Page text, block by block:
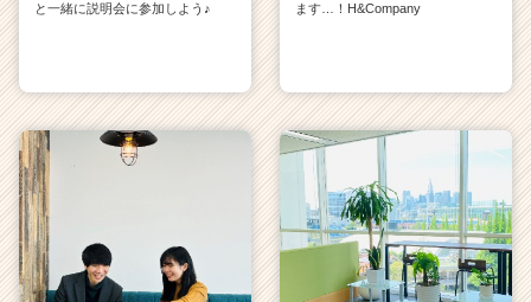
と一緒に説明会に参加しよう♪
ます…！H&Company